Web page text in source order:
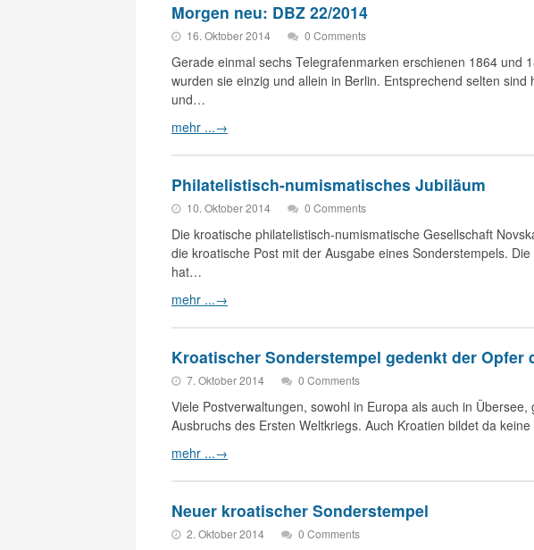
Morgen neu: DBZ 22/2014
16. Oktober 2014 0 Comments
Gerade einmal sechs Telegrafenmarken erschienen 1864 und
wurden sie einzig und allein in Berlin. Entsprechend selten
und…
mehr ...→
Philatelistisch-numismatisches Jubiläum
10. Oktober 2014 0 Comments
Die kroatische philatelistisch-numismatische Gesellschaft
die kroatische Post mit der Ausgabe eines Sonderstempels.
hat…
mehr ...→
Kroatischer Sonderstempel gedenkt der Opfer
7. Oktober 2014 0 Comments
Viele Postverwaltungen, sowohl in Europa als auch in
Ausbruchs des Ersten Weltkriegs. Auch Kroatien bildet da
mehr ...→
Neuer kroatischer Sonderstempel
2. Oktober 2014 0 Comments